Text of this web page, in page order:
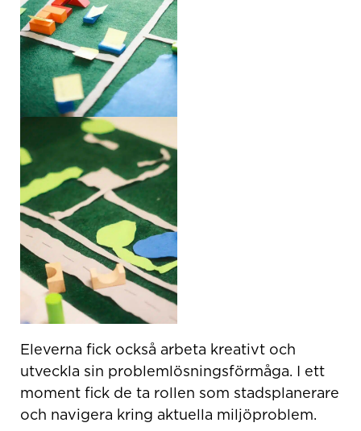
Eleverna fick också arbeta kreativt och
utveckla sin problemlösningsförmåga. I ett
moment fick de ta rollen som stadsplanerare
och navigera kring aktuella miljöproblem.